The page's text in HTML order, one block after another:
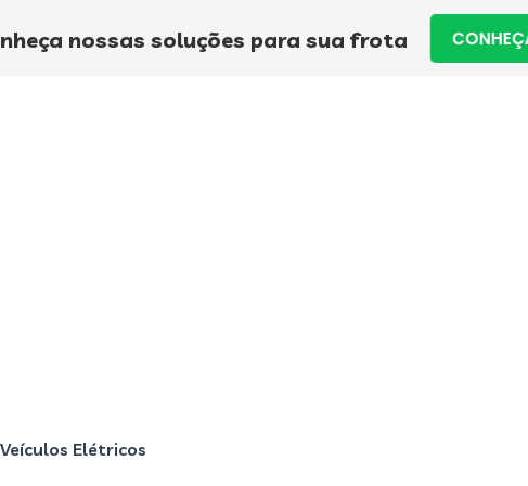
Elétricos
nossas soluções para sua frota